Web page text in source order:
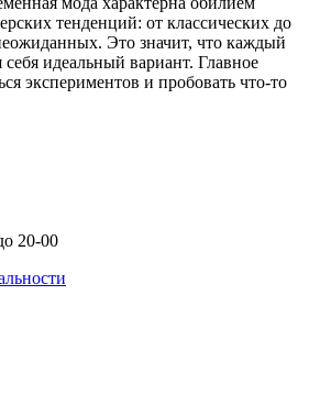
тенденций: от классических до
Это значит, что каждый
идеальный вариант. Главное
экспериментов и пробовать что-то
20-00